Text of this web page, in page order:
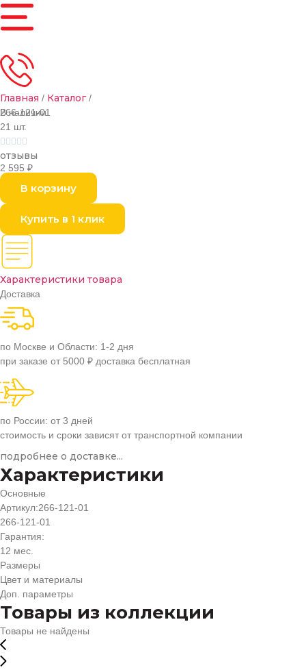
Главная / Каталог/
В наличии
21 шт.
266-121-01
    
отзывы
2 595 ₽
В корзину
Купить в 1 клик
Характеристики товара
Доставка
по Москве и Области: 1-2 дня
при заказе от 5000 ₽ доставка бесплатная
по России: от 3 дней
стоимость и сроки зависят от транспортной компании
подробнее о доставке...
Характеристики
Основные
Артикул:266-121-01
266-121-01
Гарантия:
12 мес.
Размеры
Цвет и материалы
Доп. параметры
Товары из коллекции
Товары не найдены